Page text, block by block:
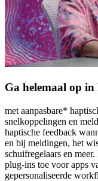
Ga helemaal op in
met aanpasbare*
snelkoppelingen en
haptische feedback
en bij meldingen, het
schuifregelaars en
plug-ins toe voor apps
gepersonaliseerde